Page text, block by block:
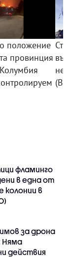
положение
провинция
фламинго
в една от
колонии в
за дрона
Няма
действия